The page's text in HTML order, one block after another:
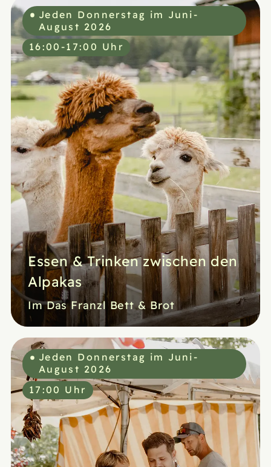
Essen & Trinken zwischen den
Alpakas
Im Das Franzl Bett & Brot
Jeden Donnerstag im Juni-
August 2026
16:00-17:00 Uhr
Jeden Donnerstag im Juni-
August 2026
17:00 Uhr